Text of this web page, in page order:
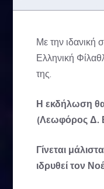
Με την
Ελληνική
της.
Η εκδήλωση
(Λεωφόρος Δ.
Γίνεται
ιδρυθεί τον